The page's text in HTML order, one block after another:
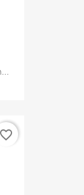
favorite_border